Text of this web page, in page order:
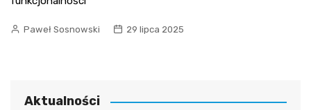
Paweł Sosnowski 29 lipca 2025
Aktualności